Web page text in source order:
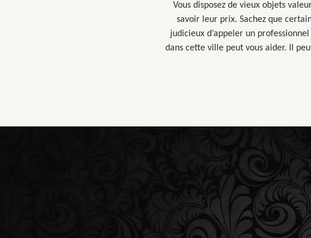
Vous disposez de vieux objets
savoir leur prix. Sachez que
judicieux d’appeler un
dans cette ville peut vous aider. Il